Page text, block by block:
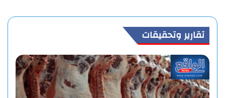
تقارير وتحقيقات